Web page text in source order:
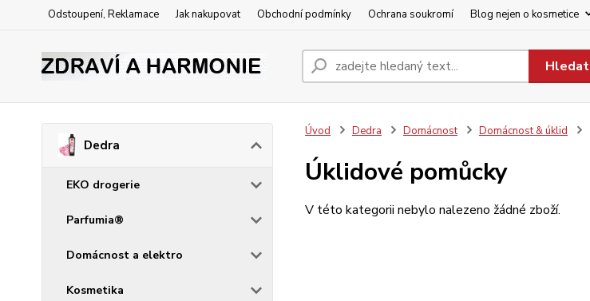
Odstoupení, Reklamace Jak nakupovat Obchodní podmínky Ochrana soukromí Blog nejen o kosmetice
Hledat
Dedra
EKO drogerie
Parfumia®
Domácnost a elektro
Kosmetika
Úvod Dedra Domácnost Domácnost & úklid
Úklidové pomůcky
V této kategorii nebylo nalezeno žádné zboží.